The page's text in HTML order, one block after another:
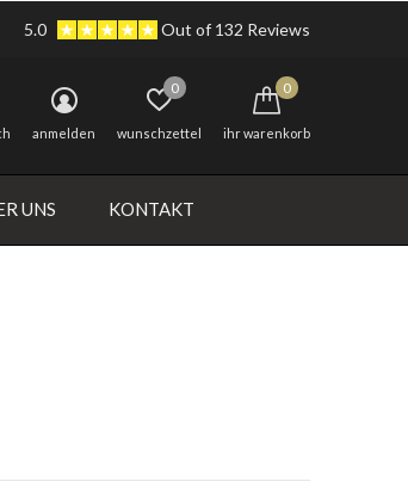
UNS KONTAKT
anmelden wunschzettel
0
ihr warenkorb
0
5.0 Out of 132 Reviews